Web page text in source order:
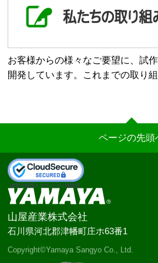
お客様からの様々なご要望に、試
開発しています。これまでの取り組
ページの先頭
山屋産業株式会社
石川県河北郡津幡町庄ホ63番1
Copyright©Yamaya Sangyo Co., Ltd.